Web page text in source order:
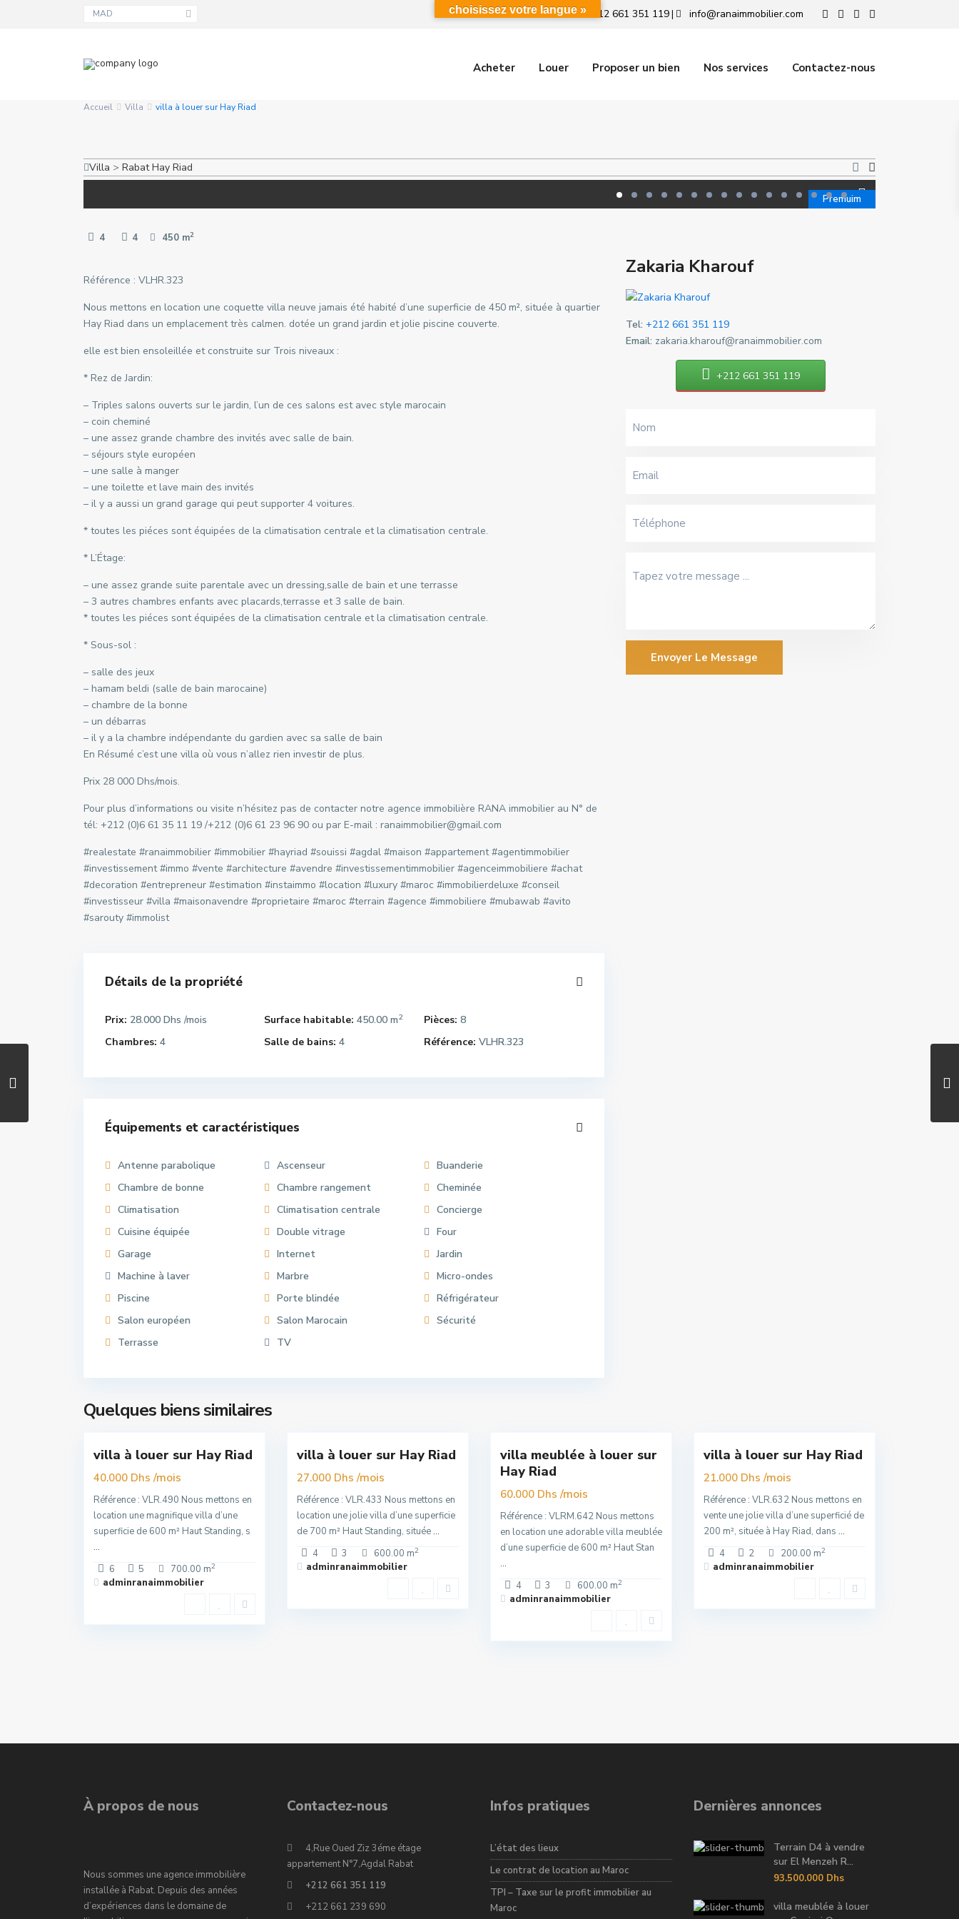
MAD +212 661 351 119| info@ranaimmobilier.com
Acheter Louer Proposer un bien Nos services Contactez-nous
Accueil Villa villa à louer sur Hay Riad
Villa > Rabat Hay Riad
Premuim
4 4 450 m2
Référence : VLHR.323
Nous mettons en location une coquette villa neuve jamais été habité d’une superficie de 450 m², située à quartier
Hay Riad dans un emplacement très calmen. dotée un grand jardin et jolie piscine couverte.
elle est bien ensoleillée et construite sur Trois niveaux :
* Rez de Jardin:
– Triples salons ouverts sur le jardin, l’un de ces salons est avec style marocain
– coin cheminé
– une assez grande chambre des invités avec salle de bain.
– séjours style européen
– une salle à manger
– une toilette et lave main des invités
– il y a aussi un grand garage qui peut supporter 4 voitures.
* toutes les piéces sont équipées de la climatisation centrale et la climatisation centrale.
* L’Étage:
– une assez grande suite parentale avec un dressing,salle de bain et une terrasse
– 3 autres chambres enfants avec placards,terrasse et 3 salle de bain.
* toutes les piéces sont équipées de la climatisation centrale et la climatisation centrale.
* Sous-sol :
– salle des jeux
– hamam beldi (salle de bain marocaine)
– chambre de la bonne
– un débarras
– il y a la chambre indépendante du gardien avec sa salle de bain
En Résumé c’est une villa où vous n’allez rien investir de plus.
Prix 28 000 Dhs/mois.
Pour plus d’informations ou visite n’hésitez pas de contacter notre agence immobilière RANA immobilier au N° de
tél: +212 (0)6 61 35 11 19 /+212 (0)6 61 23 96 90 ou par E-mail : ranaimmobilier@gmail.com
#realestate #ranaimmobilier #immobilier #hayriad #souissi #agdal #maison #appartement #agentimmobilier
#investissement #immo #vente #architecture #avendre #investissementimmobilier #agenceimmobiliere #achat
#decoration #entrepreneur #estimation #instaimmo #location #luxury #maroc #immobilierdeluxe #conseil
#investisseur #villa #maisonavendre #proprietaire #maroc #terrain #agence #immobiliere #mubawab #avito
#sarouty #immolist
Détails de la propriété
Prix: 28.000 Dhs /mois Surface habitable: 450.00 m2 Pièces: 8
Chambres: 4 Salle de bains: 4 Référence: VLHR.323
Équipements et caractéristiques
Antenne parabolique Ascenseur
Buanderie
Chambre de bonne
Chambre rangement
Cheminée
Climatisation
Climatisation centrale
Concierge
Cuisine équipée
Double vitrage
Four
Garage
Internet
Jardin
Machine à laver
Marbre
Micro-ondes
Piscine
Porte blindée
Réfrigérateur
Salon européen
Salon Marocain
Sécurité
Terrasse
TV
Zakaria Kharouf
Tel: +212 661 351 119
Email: zakaria.kharouf@ranaimmobilier.com
+212 661 351 119
Envoyer Le Message
Quelques biens similaires
Hassan
Rabat
villa à louer sur Hay Riad
40.000 Dhs/mois
Référence : VLR.490 Nous mettons en
location une magnifique villa d’une
superficie de 600 m² Haut Standing, s
...
6
5 700.00 m2
adminranaimmobilier
16
villa à louer sur Hay Riad
27.000 Dhs/mois
Référence : VLR.433 Nous mettons en
location une jolie villa d’une superficie
de 700 m² Haut Standing, située...
4
3 600.00 m2
adminranaimmobilier
villa meublée à louer sur
Hay Riad
60.000 Dhs/mois
Référence : VLRM.642 Nous mettons
en location une adorable villa meublée
d’une superficie de 600 m² Haut Stan
...
4
3 600.00 m2
adminranaimmobilier
villa à louer sur Hay Riad
21.000 Dhs/mois
Référence : VLR.632 Nous mettons en
vente une jolie villa d’une superficié de
200 m², située à Hay Riad, dans ...
4
2 200.00 m2
adminranaimmobilier
À propos de nous
Nous sommes une agence immobilière
installée à Rabat. Depuis des années
d’expériences dans le domaine de
Contactez-nous
4,Rue Oued Ziz 3éme étage
appartement N°7,Agdal Rabat
+212 661 351 119
+212 661 239 690
Infos pratiques
L’état des lieux
Le contrat de location au Maroc
TPI – Taxe sur le profit immobilier au
Maroc
Dernières annonces
Terrain D4 à vendre
sur El Menzeh R...
93.500.000 Dhs
villa meublée à louer
choisissez votre langue »